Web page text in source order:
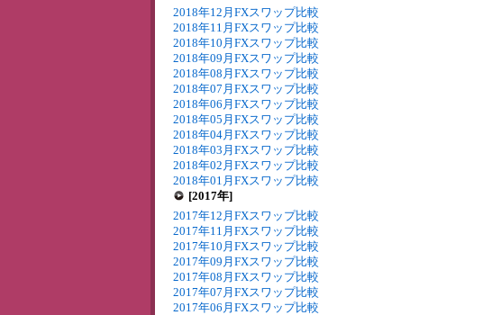
2018年12月FXスワップ比較
2018年11月FXスワップ比較
2018年10月FXスワップ比較
2018年09月FXスワップ比較
2018年08月FXスワップ比較
2018年07月FXスワップ比較
2018年06月FXスワップ比較
2018年05月FXスワップ比較
2018年04月FXスワップ比較
2018年03月FXスワップ比較
2018年02月FXスワップ比較
2018年01月FXスワップ比較
[2017年]
2017年12月FXスワップ比較
2017年11月FXスワップ比較
2017年10月FXスワップ比較
2017年09月FXスワップ比較
2017年08月FXスワップ比較
2017年07月FXスワップ比較
2017年06月FXスワップ比較